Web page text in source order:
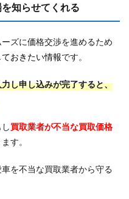
知らせてくれる
ズに価格交渉を進めるため
おきたい情報です。
し申し込みが完了すると、
買取業者が不当な買取価格
す。
を不当な買取業者から守る